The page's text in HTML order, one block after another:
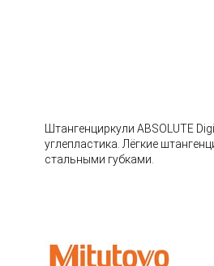
Штангенциркули ABSOLUTE
углепластика. Лёгкие
стальными губками.